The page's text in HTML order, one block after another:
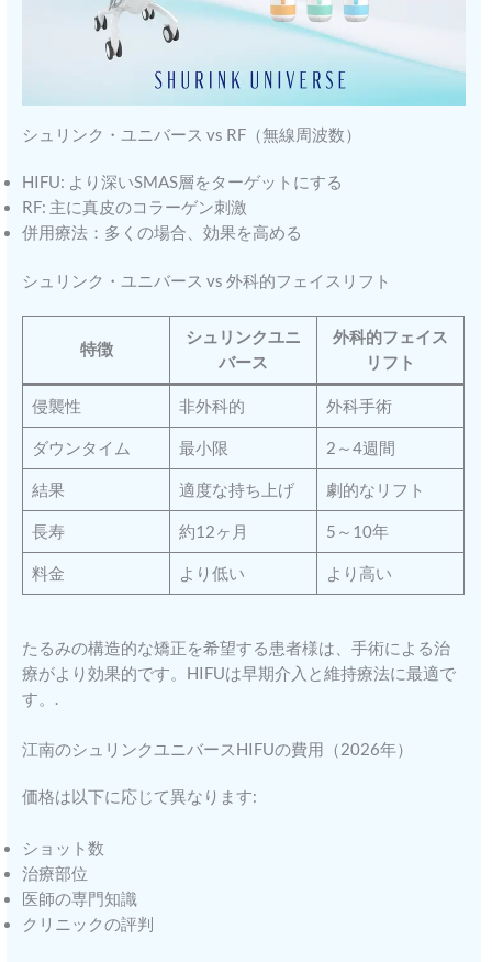
シュリンク・ユニバース vs RF（無線周波数）
HIFU: より深いSMAS層をターゲットにする
RF: 主に真皮のコラーゲン刺激
併用療法：多くの場合、効果を高める
シュリンク・ユニバース vs 外科的フェイスリフト
特徴
シュリンクユニ
バース
外科的フェイス
リフト
侵襲性 非外科的 外科手術
ダウンタイム 最小限 2～4週間
結果 適度な持ち上げ 劇的なリフト
長寿 約12ヶ月 5～10年
料金 より低い より高い
たるみの構造的な矯正を希望する患者様は、手術による治
療がより効果的です。HIFUは早期介入と維持療法に最適で
す。.
江南のシュリンクユニバースHIFUの費用（2026年）
価格は以下に応じて異なります:
ショット数
治療部位
医師の専門知識
クリニックの評判